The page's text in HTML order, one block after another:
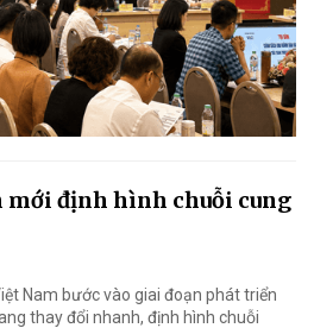
mới định hình chuỗi cung
Nam bước vào giai đoạn phát triển
thay đổi nhanh, định hình chuỗi